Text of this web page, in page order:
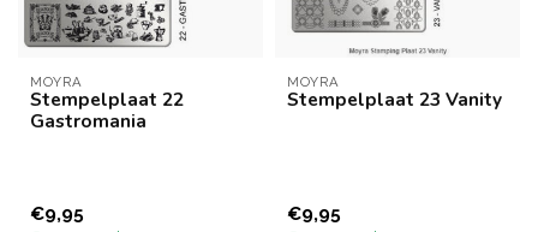
MOYRA
Stempelplaat 22
Gastromania
€9,95
MOYRA
Stempelplaat 23 Vanity
€9,95